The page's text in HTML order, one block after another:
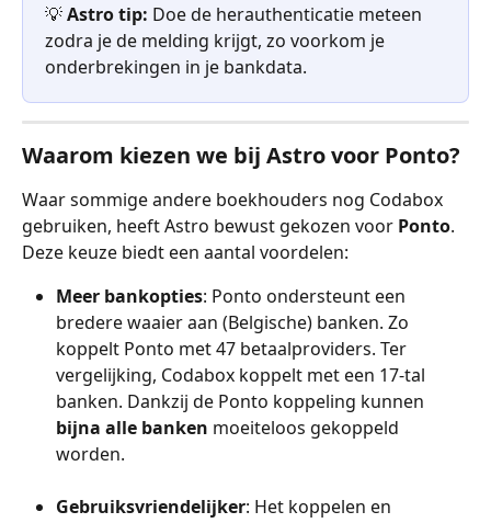
💡 Astro tip: Doe de herauthenticatie meteen
zodra je de melding krijgt, zo voorkom je
onderbrekingen in je bankdata.
Waarom kiezen we bij Astro voor Ponto?
Waar sommige andere boekhouders nog Codabox
gebruiken, heeft Astro bewust gekozen voor Ponto.
Deze keuze biedt een aantal voordelen:
Meer bankopties: Ponto ondersteunt een
bredere waaier aan (Belgische) banken. Zo
koppelt Ponto met 47 betaalproviders. Ter
vergelijking, Codabox koppelt met een 17-tal
banken. Dankzij de Ponto koppeling kunnen
bijna alle banken moeiteloos gekoppeld
worden.
Gebruiksvriendelijker: Het koppelen en